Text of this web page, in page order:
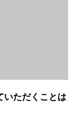
いただくことは